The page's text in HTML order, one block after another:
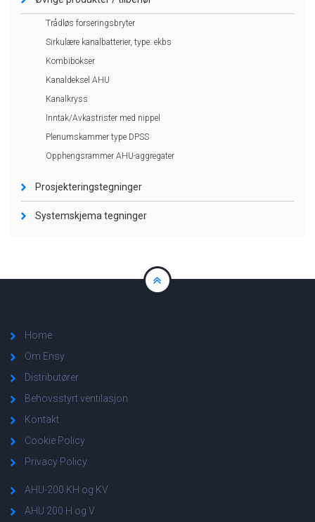
Trådløs forseringsbryter
Sirkulære kanalbatterier, type: ekbs
Kombibokser
Kanaldeksel AHU
Kanalkryss
Inntak/Avkastrister med nippel
Plenumskammer type DPSS
Opphengsrammer AHU-aggregater
Prosjekteringstegninger
Systemskjema tegninger
Home
Om Ensy
Distributører
Behovsstyrt ventilasjon
Kontakt
Cookie Policy
Privacy Policy
AHU-200 KH og KV
AHU 200 H og V